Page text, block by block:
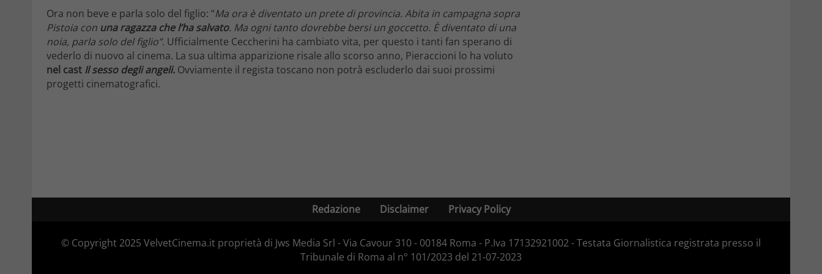
Ora non beve e parla solo del figlio: “Ma ora è diventato un prete di provincia. Abita in campagna sopra
Pistoia con una ragazza che l’ha salvato. Ma ogni tanto dovrebbe bersi un goccetto. È diventato di una
noia, parla solo del figlio”. Ufficialmente Ceccherini ha cambiato vita, per questo i tanti fan sperano di
vederlo di nuovo al cinema. La sua ultima apparizione risale allo scorso anno, Pieraccioni lo ha voluto
nel cast Il sesso degli angeli. Ovviamente il regista toscano non potrà escluderlo dai suoi prossimi
progetti cinematografici.
Redazione Disclaimer Privacy Policy
© Copyright 2025 VelvetCinema.it proprietà di Jws Media Srl - Via Cavour 310 - 00184 Roma - P.Iva 17132921002 - Testata Giornalistica registrata presso il
Tribunale di Roma al n° 101/2023 del 21-07-2023